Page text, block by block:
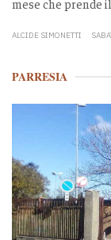
mese che prende
ALCIDE SIMONETTI
PARRESIA